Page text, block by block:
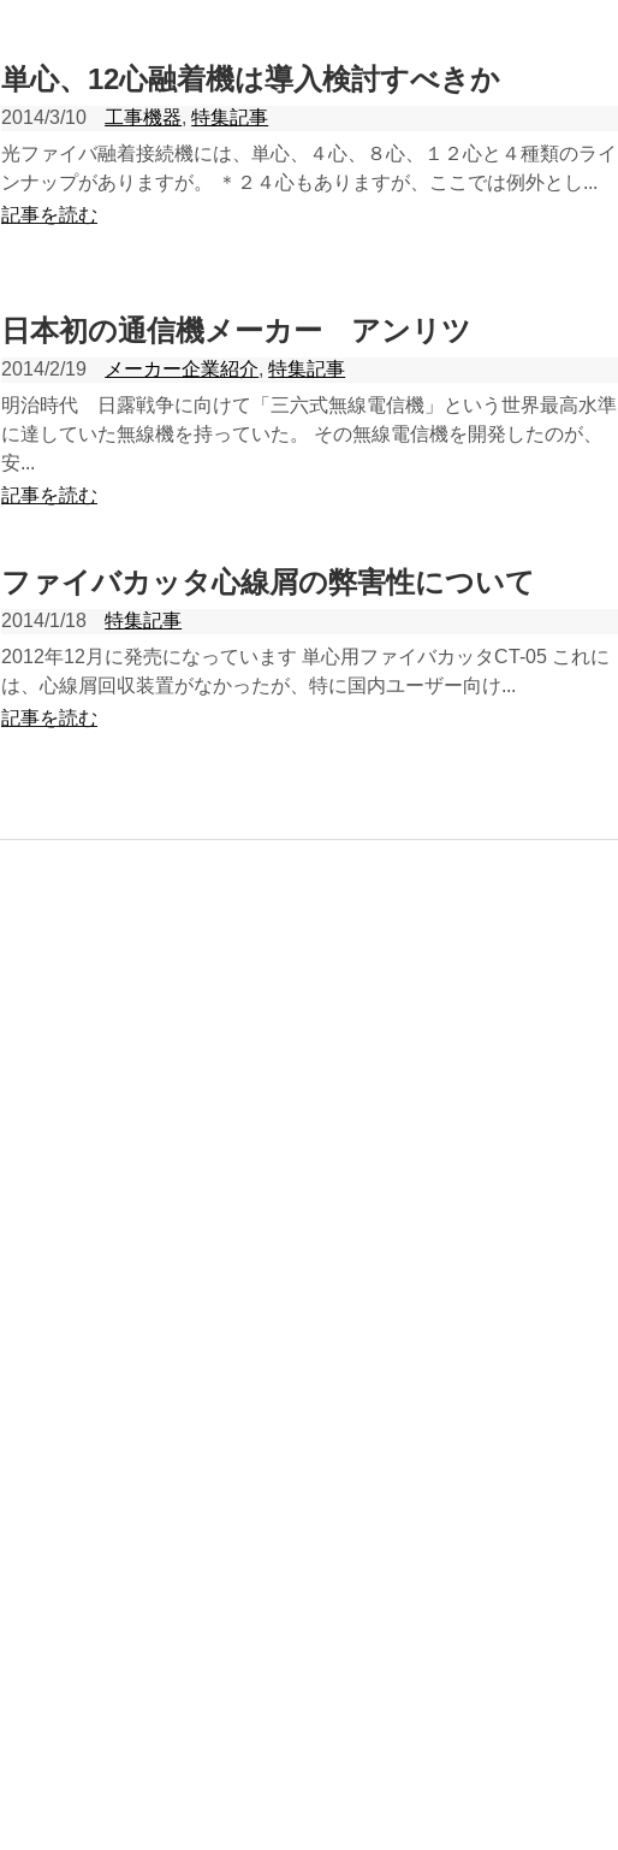
単心、12心融着機は導入検討すべきか
2014/3/10 工事機器,特集記事
光ファイバ融着接続機には、単心、４心、８心、１２心と４種類のライ
ンナップがありますが。 ＊２４心もありますが、ここでは例外とし...
記事を読む
日本初の通信機メーカー アンリツ
2014/2/19 メーカー企業紹介,特集記事
明治時代 日露戦争に向けて「三六式無線電信機」という世界最高水準
に達していた無線機を持っていた。 その無線電信機を開発したのが、
安...
記事を読む
ファイバカッタ心線屑の弊害性について
2014/1/18
特集記事
2012年12月に発売になっています 単心用ファイバカッタCT-05 これに
は、心線屑回収装置がなかったが、特に国内ユーザー向け...
記事を読む